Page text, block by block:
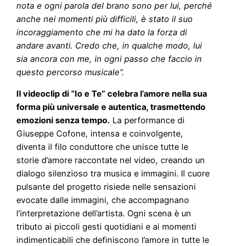
nota e ogni parola del brano sono per lui, perché
anche nei momenti più difficili, è stato il suo
incoraggiamento che mi ha dato la forza di
andare avanti. Credo che, in qualche modo, lui
sia ancora con me, in ogni passo che faccio in
questo percorso musicale”.
Il videoclip di “Io e Te” celebra l’amore nella sua
forma più universale e autentica, trasmettendo
emozioni senza tempo. La performance di
Giuseppe Cofone, intensa e coinvolgente,
diventa il filo conduttore che unisce tutte le
storie d’amore raccontate nel video, creando un
dialogo silenzioso tra musica e immagini. Il cuore
pulsante del progetto risiede nelle sensazioni
evocate dalle immagini, che accompagnano
l’interpretazione dell’artista. Ogni scena è un
tributo ai piccoli gesti quotidiani e ai momenti
indimenticabili che definiscono l’amore in tutte le